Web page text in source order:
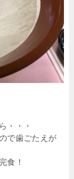
・・・
で歯ごたえが
食！